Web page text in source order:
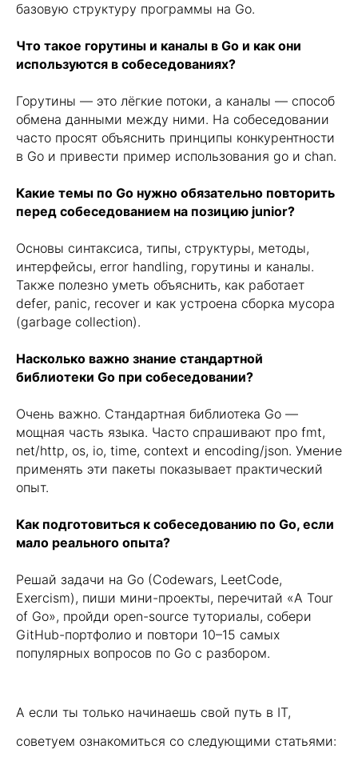
базовую структуру программы на Go.
Что такое горутины и каналы в Go и как они
используются в собеседованиях?
Горутины — это лёгкие потоки, а каналы — способ
обмена данными между ними. На собеседовании
часто просят объяснить принципы конкурентности
в Go и привести пример использования go и chan.
Какие темы по Go нужно обязательно повторить
перед собеседованием на позицию junior?
Основы синтаксиса, типы, структуры, методы,
интерфейсы, error handling, горутины и каналы.
Также полезно уметь объяснить, как работает
defer, panic, recover и как устроена сборка мусора
(garbage collection).
Насколько важно знание стандартной
библиотеки Go при собеседовании?
Очень важно. Стандартная библиотека Go —
мощная часть языка. Часто спрашивают про fmt,
net/http, os, io, time, context и encoding/json. Умение
применять эти пакеты показывает практический
опыт.
Как подготовиться к собеседованию по Go, если
мало реального опыта?
Решай задачи на Go (Codewars, LeetCode,
Exercism), пиши мини-проекты, перечитай «A Tour
of Go», пройди open-source туториалы, собери
GitHub-портфолио и повтори 10–15 самых
популярных вопросов по Go с разбором.
А если ты только начинаешь свой путь в IT,
советуем ознакомиться со следующими статьями:
Я согласен наобработку персональных данных
Я согласен нарассылкуэлектронных
сообщений
Подписаться
Выпускники
Все курсы
О компании
Блог
Вопросы и ответы
Гибридная оплата
Java-разработчик
Фронтенд-разработчик
Инженер по ручному
тестированию
Go-разработчик
Java-разработчик
Фронтенд-разработчик
тестированию
Go-разработчик
info@kata.academy
Документация